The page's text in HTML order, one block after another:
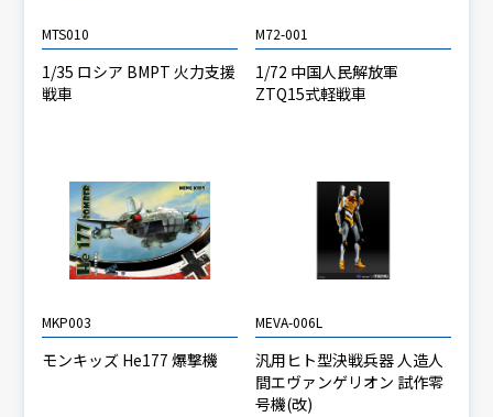
MTS010
1/35 ロシア BMPT 火力支援
戦車
M72-001
1/72 中国人民解放軍
ZTQ15式軽戦車
MKP003
モンキッズ He177 爆撃機
MEVA-006L
汎用ヒト型決戦兵器 人造人
間エヴァンゲリオン 試作零
号機(改)